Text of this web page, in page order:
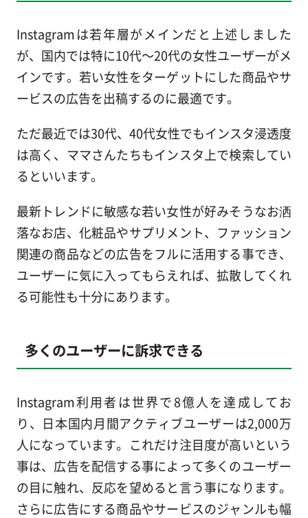
Instagramは若年層がメインだと上述しました
が、国内では特に10代～20代の女性ユーザーがメ
インです。若い女性をターゲットにした商品やサ
ービスの広告を出稿するのに最適です。
ただ最近では30代、40代女性でもインスタ浸透度
は高く、ママさんたちもインスタ上で検索してい
るといいます。
最新トレンドに敏感な若い女性が好みそうなお洒
落なお店、化粧品やサプリメント、ファッション
関連の商品などの広告をフルに活用する事でき、
ユーザーに気に入ってもらえれば、拡散してくれ
る可能性も十分にあります。
多くのユーザーに訴求できる
Instagram利用者は世界で8億人を達成してお
り、日本国内月間アクティブユーザーは2,000万
人になっています。これだけ注目度が高いという
事は、広告を配信する事によって多くのユーザー
の目に触れ、反応を望めると言う事になります。
さらに広告にする商品やサービスのジャンルも幅